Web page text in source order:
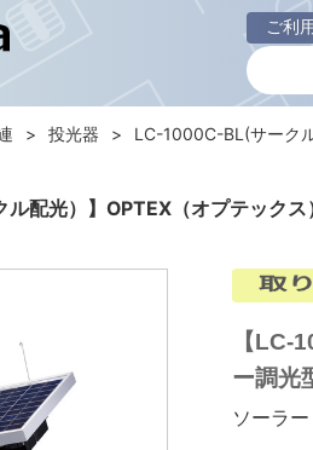
ご利
ル配光）】OPTEX（オプテック
投光器 LC-1000C-BL(サーク
【LC-
ー調光
ソーラ